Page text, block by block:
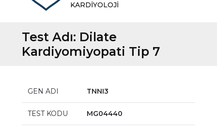
KARDİYOLOJİ
Test Adı: Dilate
Kardiyomiyopati Tip 7
GEN ADI TNNI3
TEST KODU MG04440